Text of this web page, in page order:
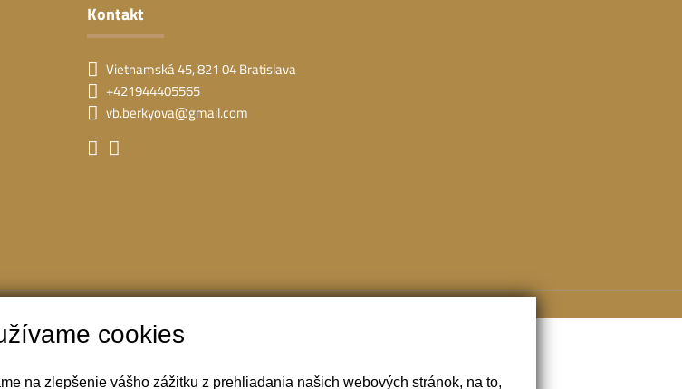
Kontakt
Vietnamská 45, 821 04 Bratislava
+421944405565
vb.berkyova@gmail.com
osobných údajov
Pravidlá cookies
webdesign | webex.digital
cookies
na zlepšenie vášho zážitku z prehliadania našich webových stránok, na to,